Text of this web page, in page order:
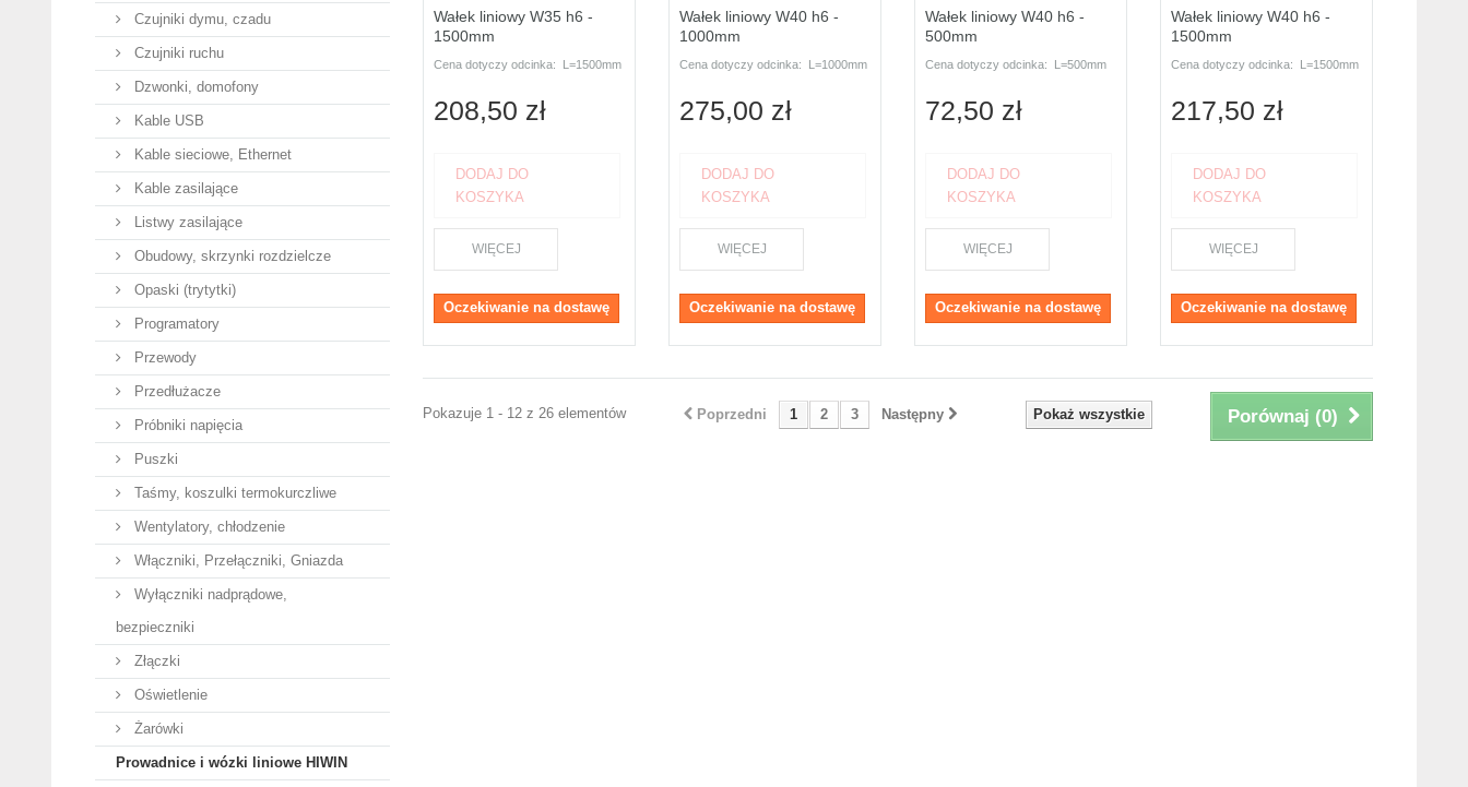
Czujniki dymu, czadu
Czujniki ruchu
Dzwonki, domofony
Kable USB
Kable sieciowe, Ethernet
Kable zasilające
Listwy zasilające
Obudowy, skrzynki rozdzielcze
Opaski (trytytki)
Programatory
Przewody
Przedłużacze
Próbniki napięcia
Puszki
Taśmy, koszulki termokurczliwe
Wentylatory, chłodzenie
Włączniki, Przełączniki, Gniazda
Wyłączniki nadprądowe,
bezpieczniki
Złączki
Oświetlenie
Żarówki
Prowadnice i wózki liniowe HIWIN
Wałek liniowy W35 h6 -
1500mm
Cena dotyczy odcinka: L=1500mm
208,50 zł
DODAJ DO
KOSZYKA
WIĘCEJ
Oczekiwanie na dostawę
Wałek liniowy W40 h6 -
1000mm
Cena dotyczy odcinka: L=1000mm
275,00 zł
DODAJ DO
KOSZYKA
WIĘCEJ
Oczekiwanie na dostawę
Wałek liniowy W40 h6 -
500mm
Cena dotyczy odcinka: L=500mm
72,50 zł
DODAJ DO
KOSZYKA
WIĘCEJ
Oczekiwanie na dostawę
Wałek liniowy W40 h6 -
1500mm
Cena dotyczy odcinka: L=1500mm
217,50 zł
DODAJ DO
KOSZYKA
WIĘCEJ
Oczekiwanie na dostawę
Porównaj (0)
Pokaż wszystkie
Poprzedni 1 2 3 Następny
Pokazuje 1 - 12 z 26 elementów